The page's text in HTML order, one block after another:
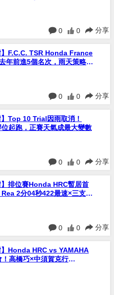
0 0 分享
】F.C.C. TSR Honda France
年前進5個名次，雨天策略成
0 0 分享
】Top 10 Trial因雨取消！
起跑，正賽天氣成最大變數
0 0 分享
】排位賽Honda HRC暫居首
2分04秒422最速×三支
前五名
0 0 分享
】Honda HRC vs YAMAHA
！高橋巧×中須賀克行
Miller四大車手正面交